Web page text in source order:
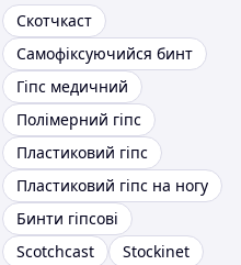
Скотчкаст
Самофіксуючийся бинт
Гіпс медичний
Полімерний гіпс
Пластиковий гіпс
Пластиковий гіпс на ногу
Бинти гіпсові
Scotchcast
Stockinet